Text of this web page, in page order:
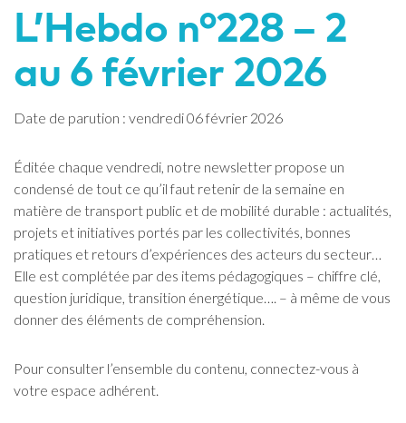
L’Hebdo n°228 – 2
au 6 février 2026
Date de parution : vendredi 06 février 2026
Éditée chaque vendredi, notre newsletter propose un
condensé de tout ce qu’il faut retenir de la semaine en
matière de transport public et de mobilité durable : actualités,
projets et initiatives portés par les collectivités, bonnes
pratiques et retours d’expériences des acteurs du secteur…
Elle est complétée par des items pédagogiques – chiffre clé,
question juridique, transition énergétique…. – à même de vous
donner des éléments de compréhension.
Pour consulter l’ensemble du contenu, connectez-vous à
votre espace adhérent.